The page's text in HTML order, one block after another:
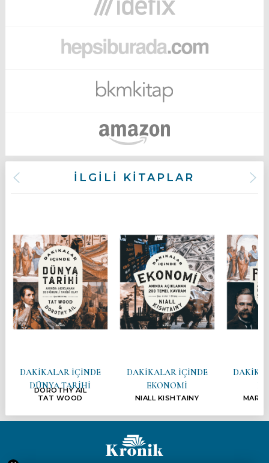
İLGİLİ KİTAPLAR
DAKİKALAR İÇİNDE
DÜNYA TARİHİ
DOROTHY AIL
TAT WOOD
DAKİKALAR İÇİNDE
EKONOMİ
NIALL KISHTAINY